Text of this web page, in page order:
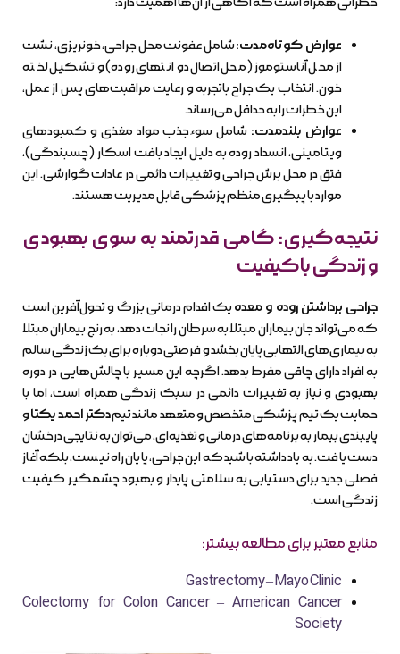
عوارض کوتاه‌مدت:شامل عفونت محل جراحی، خونریزی، نشت
از محل آناستوموز (محل اتصال دو انتهای روده) و تشکیل لخته
خون. انتخاب یک جراح باتجربه و رعایت مراقبت‌های پس از عمل،
این خطرات را به حداقل می‌رساند.
عوارض بلندمدت: شامل سوءجذب مواد مغذی و کمبودهای
ویتامینی، انسداد روده به دلیل ایجاد بافت اسکار (چسبندگی)،
فتق در محل برش جراحی و تغییرات دائمی در عادات گوارشی. این
موارد با پیگیری منظم پزشکی قابل مدیریت هستند.
نتیجه‌گیری: گامی قدرتمند به سوی بهبودی
و زندگی باکیفیت
جراحی برداشتن روده و معده یک اقدام درمانی بزرگ و تحول‌آفرین است
که می‌تواند جان بیماران مبتلا به سرطان را نجات دهد، به رنج بیماران مبتلا
به بیماری‌های التهابی پایان بخشد و فرصتی دوباره برای یک زندگی سالم
به افراد دارای چاقی مفرط بدهد. اگرچه این مسیر با چالش‌هایی در دوره
بهبودی و نیاز به تغییرات دائمی در سبک زندگی همراه است، اما با
حمایت یک تیم پزشکی متخصص و متعهد مانند تیمدکتر احمد یکتاو
پایبندی بیمار به برنامه‌های درمانی و تغذیه‌ای، می‌توان به نتایجی درخشان
دست یافت. به یاد داشته باشید که این جراحی، پایان راه نیست، بلکه آغاز
فصلی جدید برای دستیابی به سلامتی پایدار و بهبود چشمگیر کیفیت
زندگی است.
منابع معتبر برای مطالعه بیشتر:
Gastrectomy – Mayo Clinic
Colectomy for Colon Cancer – American Cancer
Society